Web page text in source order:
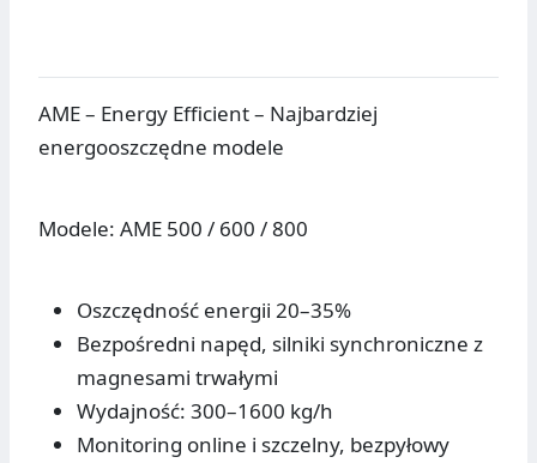
AME – Energy Efficient – Najbardziej
energooszczędne modele
Modele: AME 500 / 600 / 800
Oszczędność energii 20–35%
Bezpośredni napęd, silniki synchroniczne z
magnesami trwałymi
Wydajność: 300–1600 kg/h
Monitoring online i szczelny, bezpyłowy